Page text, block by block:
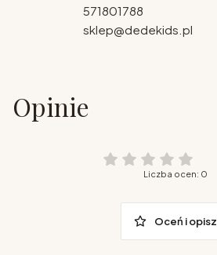
571801788
sklep@dedekids.pl
Opinie
Liczba ocen: 0
Oceń i opisz